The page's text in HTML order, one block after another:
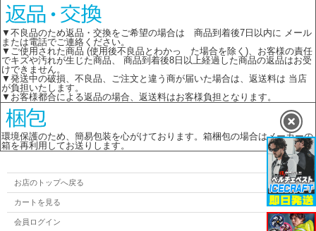
▼不良品のため返品・交換をご希望の場合は 商品到着後7日以内に メール
または電話でご連絡ください。
▼ご使用された商品 (使用後不良品とわかっ た場合を除く)、お客様の責任
でキズや汚れが生じた商品、 商品到着後8日以上経過した商品の返品はお受
けできません。
▼発送中の破損、不良品、ご注文と違う商が届いた場合は、返送料は 当店
が負担いたします。
▼お客様都合による返品の場合、返送料はお客様負担となります。
環境保護のため、簡易包装を心がけております。箱梱包の場合はメーカーの
箱を再利用してお送りします。
お店のトップへ戻る
カートを見る
会員ログイン